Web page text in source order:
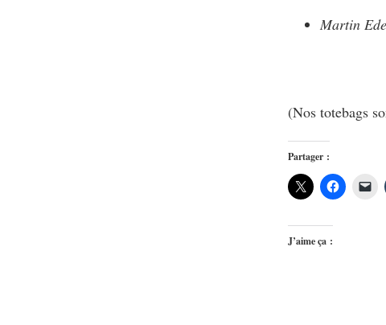
Martin
(Nos totebags
Partager :
J’aime ça :